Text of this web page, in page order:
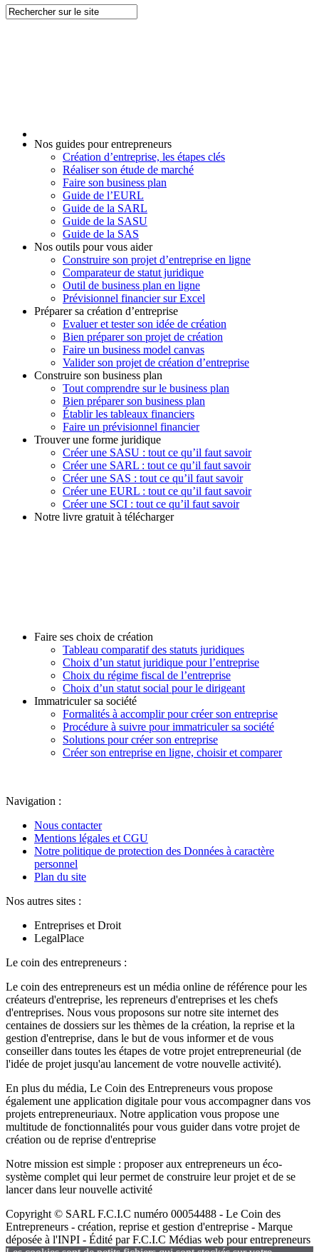
Nos guides pour entrepreneurs
Création d’entreprise, les étapes clés
Réaliser son étude de marché
Faire son business plan
Guide de l’EURL
Guide de la SARL
Guide de la SASU
Guide de la SAS
Nos outils pour vous aider
Construire son projet d’entreprise en ligne
Comparateur de statut juridique
Outil de business plan en ligne
Prévisionnel financier sur Excel
Préparer sa création d’entreprise
Evaluer et tester son idée de création
Bien préparer son projet de création
Faire un business model canvas
Valider son projet de création d’entreprise
Construire son business plan
Tout comprendre sur le business plan
Bien préparer son business plan
Établir les tableaux financiers
Faire un prévisionnel financier
Trouver une forme juridique
Créer une SASU : tout ce qu’il faut savoir
Créer une SARL : tout ce qu’il faut savoir
Créer une SAS : tout ce qu’il faut savoir
Créer une EURL : tout ce qu’il faut savoir
Créer une SCI : tout ce qu’il faut savoir
Notre livre gratuit à télécharger
Faire ses choix de création
Tableau comparatif des statuts juridiques
Choix d’un statut juridique pour l’entreprise
Choix du régime fiscal de l’entreprise
Choix d’un statut social pour le dirigeant
Immatriculer sa société
Formalités à accomplir pour créer son entreprise
Procédure à suivre pour immatriculer sa société
Solutions pour créer son entreprise
Créer son entreprise en ligne, choisir et comparer
Navigation :
Nous contacter
Mentions légales et CGU
Notre politique de protection des Données à caractère
personnel
Plan du site
Nos autres sites :
Entreprises et Droit
LegalPlace
Le coin des entrepreneurs :
Le coin des entrepreneurs est un média online de référence pour les
créateurs d'entreprise, les repreneurs d'entreprises et les chefs
d'entreprises. Nous vous proposons sur notre site internet des
centaines de dossiers sur les thèmes de la création, la reprise et la
gestion d'entreprise, dans le but de vous informer et de vous
conseiller dans toutes les étapes de votre projet entrepreneurial (de
l'idée de projet jusqu'au lancement de votre nouvelle activité).
En plus du média, Le Coin des Entrepreneurs vous propose
également une application digitale pour vous accompagner dans vos
projets entrepreneuriaux. Notre application vous propose une
multitude de fonctionnalités pour vous guider dans votre projet de
création ou de reprise d'entreprise
Notre mission est simple : proposer aux entrepreneurs un éco-
système complet qui leur permet de construire leur projet et de se
lancer dans leur nouvelle activité
Copyright © SARL F.C.I.C numéro 00054488 - Le Coin des
Entrepreneurs - création, reprise et gestion d'entreprise - Marque
déposée à l'INPI - Édité par F.C.I.C Médias web pour entrepreneurs